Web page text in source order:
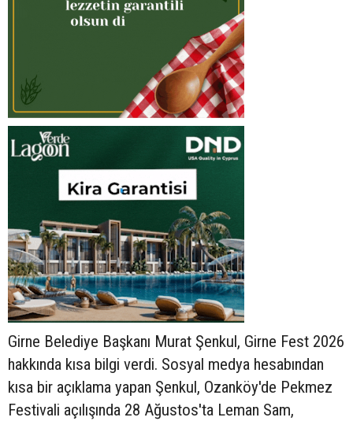
Girne Belediye Başkanı Murat Şenkul, Girne Fest 2026
hakkında kısa bilgi verdi. Sosyal medya hesabından
kısa bir açıklama yapan Şenkul, Ozanköy'de Pekmez
Festivali açılışında 28 Ağustos'ta Leman Sam,